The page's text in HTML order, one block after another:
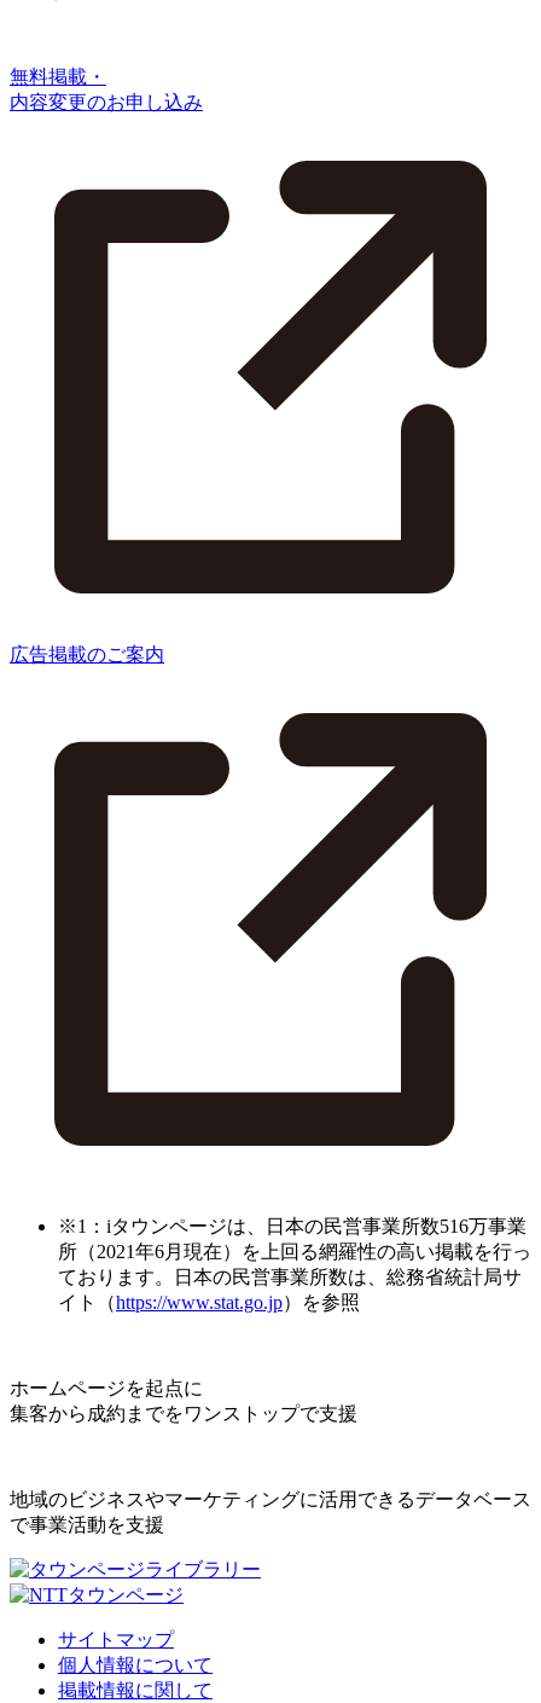
無料掲載・
内容変更のお申し込み
広告掲載のご案内
※1：iタウンページは、日本の民営事業所数516万事業
所（2021年6月現在）を上回る網羅性の高い掲載を行っ
ております。日本の民営事業所数は、総務省統計局サ
イト（https://www.stat.go.jp）を参照
ホームページを起点に
集客から成約までをワンストップで支援
地域のビジネスやマーケティングに活用できるデータベース
で事業活動を支援
サイトマップ
個人情報について
掲載情報に関して